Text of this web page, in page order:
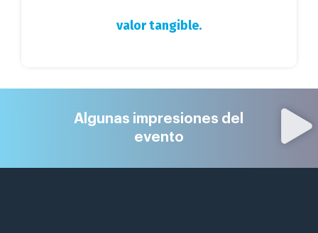
valor tangible.
Algunas impresiones del
evento